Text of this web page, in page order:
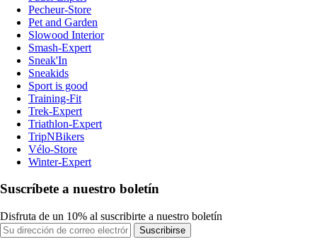
Pecheur-Store
Pet and Garden
Slowood Interior
Smash-Expert
Sneak'In
Sneakids
Sport is good
Training-Fit
Trek-Expert
Triathlon-Expert
TripNBikers
Vélo-Store
Winter-Expert
Suscríbete a nuestro boletín
Disfruta de un 10% al suscribirte a nuestro boletín
Suscribirse